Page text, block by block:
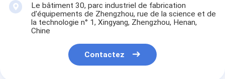
Le bâtiment 30, parc industriel de fabrication
d'équipements de Zhengzhou, rue de la science et de
la technologie n° 1, Xingyang, Zhengzhou, Henan,
Chine
Contactez